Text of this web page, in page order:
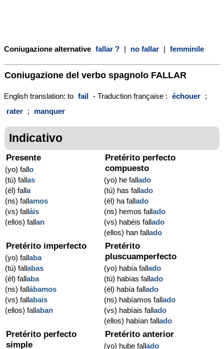
Coniugazione alternative fallar ? | no fallar | femminile
Coniugazione del verbo spagnolo FALLAR
English translation: to fail - Traduction française : échouer ;
rater ; manquer
Indicativo
Presente
(yo) fallo
(tú) fallas
(él) falla
(ns) fallamos
(vs) falláis
(ellos) fallan
Pretérito perfecto
compuesto
(yo) he fallado
(tú) has fallado
(él) ha fallado
(ns) hemos fallado
(vs) habéis fallado
(ellos) han fallado
Pretérito imperfecto
(yo) fallaba
(tú) fallabas
(él) fallaba
(ns) fallábamos
(vs) fallabais
(ellos) fallaban
Pretérito
pluscuamperfecto
(yo) había fallado
(tú) habías fallado
(él) había fallado
(ns) habíamos fallado
(vs) habíais fallado
(ellos) habían fallado
Pretérito perfecto
simple
Pretérito anterior
(yo) hube fallado